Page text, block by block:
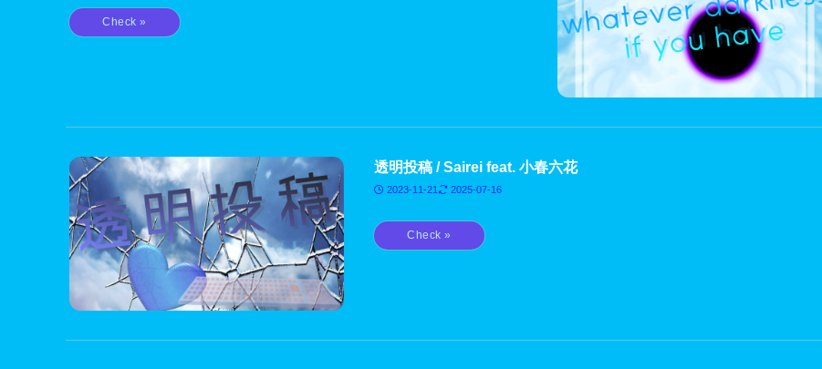
透明投稿 / Sairei feat. 小春六花
2023-11-21 2025-07-16